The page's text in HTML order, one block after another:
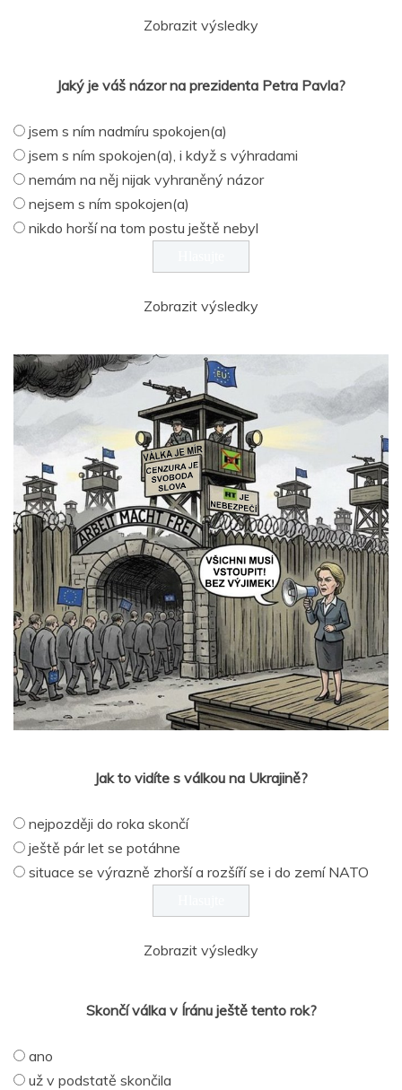
Zobrazit výsledky
Jaký je váš názor na prezidenta Petra Pavla?
jsem s ním nadmíru spokojen(a)
jsem s ním spokojen(a), i když s výhradami
nemám na něj nijak vyhraněný názor
nejsem s ním spokojen(a)
nikdo horší na tom postu ještě nebyl
Zobrazit výsledky
Jak to vidíte s válkou na Ukrajině?
nejpozději do roka skončí
ještě pár let se potáhne
situace se výrazně zhorší a rozšíří se i do zemí NATO
Zobrazit výsledky
Skončí válka v Íránu ještě tento rok?
ano
už v podstatě skončila